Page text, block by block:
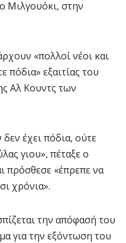
Μιλγουόκι, στην
«πολλοί νέοι και
πόδια» εξαιτίας του
Αλ Κουντς των
έχει πόδια, ούτε
γιου», πέταξε ο
πρόσθεσε «έπρεπε να
χρόνια».
την απόφασή του
για την εξόντωση του